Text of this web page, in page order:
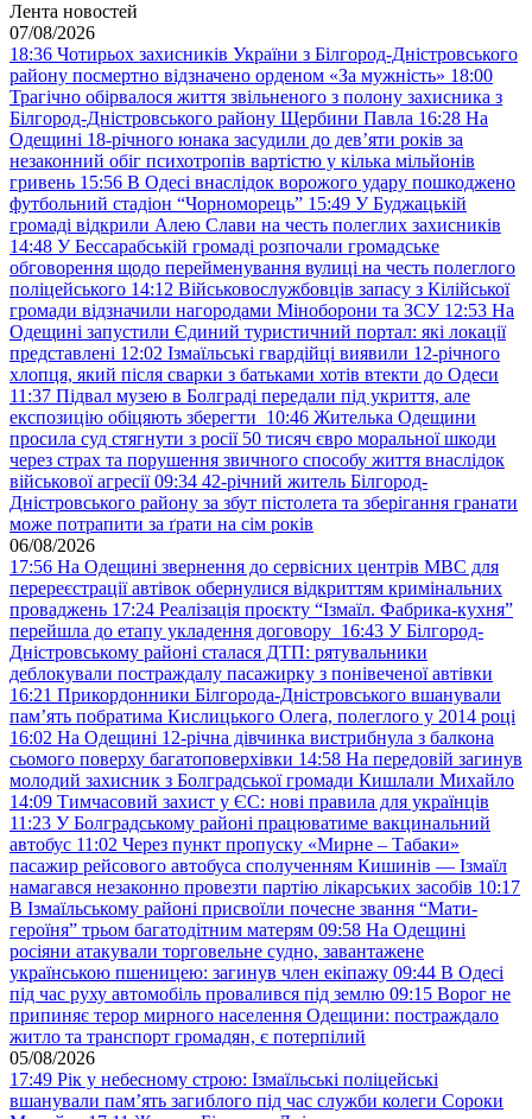
Лента новостей
07/08/2026
18:36 Чотирьох захисників України з Білгород-Дністровського
району посмертно відзначено орденом «За мужність» 18:00
Трагічно обірвалося життя звільненого з полону захисника з
Білгород-Дністровського району Щербини Павла 16:28 На
Одещині 18-річного юнака засудили до дев’яти років за
незаконний обіг психотропів вартістю у кілька мільйонів
гривень 15:56 В Одесі внаслідок ворожого удару пошкоджено
футбольний стадіон “Чорноморець” 15:49 У Буджацькій
громаді відкрили Алею Слави на честь полеглих захисників
14:48 У Бессарабській громаді розпочали громадське
обговорення щодо перейменування вулиці на честь полеглого
поліцейського 14:12 Військовослужбовців запасу з Кілійської
громади відзначили нагородами Міноборони та ЗСУ 12:53 На
Одещині запустили Єдиний туристичний портал: які локації
представлені 12:02 Ізмаїльські гвардійці виявили 12-річного
хлопця, який після сварки з батьками хотів втекти до Одеси
11:37 Підвал музею в Болграді передали під укриття, але
експозицію обіцяють зберегти 10:46 Жителька Одещини
просила суд стягнути з росії 50 тисяч євро моральної шкоди
через страх та порушення звичного способу життя внаслідок
військової агресії 09:34 42-річний житель Білгород-
Дністровського району за збут пістолета та зберігання гранати
може потрапити за ґрати на сім років
06/08/2026
17:56 На Одещині звернення до сервісних центрів МВС для
перереєстрації автівок обернулися відкриттям кримінальних
проваджень 17:24 Реалізація проєкту “Ізмаїл. Фабрика-кухня”
перейшла до етапу укладення договору 16:43 У Білгород-
Дністровському районі сталася ДТП: рятувальники
деблокували постраждалу пасажирку з понівеченої автівки
16:21 Прикордонники Білгорода-Дністровського вшанували
пам’ять побратима Кислицького Олега, полеглого у 2014 році
16:02 На Одещині 12-річна дівчинка вистрибнула з балкона
сьомого поверху багатоповерхівки 14:58 На передовій загинув
молодий захисник з Болградської громади Кишлали Михайло
14:09 Тимчасовий захист у ЄС: нові правила для українців
11:23 У Болградському районі працюватиме вакцинальний
автобус 11:02 Через пункт пропуску «Мирне – Табаки»
пасажир рейсового автобуса сполученням Кишинів — Ізмаїл
намагався незаконно провезти партію лікарських засобів 10:17
В Ізмаїльському районі присвоїли почесне звання “Мати-
героїня” трьом багатодітним матерям 09:58 На Одещині
росіяни атакували торговельне судно, завантажене
українською пшеницею: загинув член екіпажу 09:44 В Одесі
під час руху автомобіль провалився під землю 09:15 Ворог не
припиняє терор мирного населення Одещини: постраждало
житло та транспорт громадян, є потерпілий
05/08/2026
17:49 Рік у небесному строю: Ізмаїльські поліцейські
вшанували пам’ять загиблого під час служби колеги Сороки